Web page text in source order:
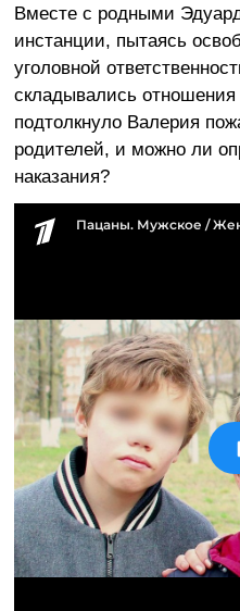
Вместе с родными
инстанции, пытаясь
уголовной
складывались
подтолкнуло Валерия
родителей, и можно ли
наказания?